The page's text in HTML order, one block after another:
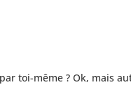
toi-même ? Ok, mais